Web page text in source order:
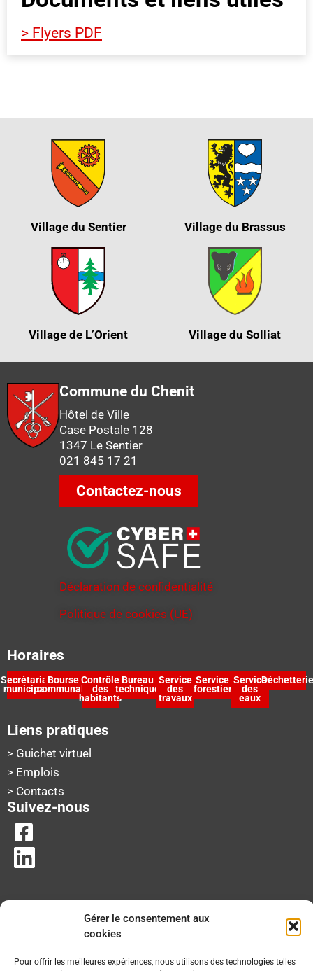
Gérer le consentement aux
cookies
Pour offrir les meilleures expériences, nous utilisons des technologies telles
> Flyers PDF
Village du Sentier Village du Brassus
Village de L’Orient Village du Solliat
Commune du Chenit
Hôtel de Ville
Case Postale 128
1347 Le Sentier
021 845 17 21
Contactez-nous
Déclaration de confidentialité
Politique de cookies (UE)
Horaires
Secrétariat
municipal
Bourse
communale
Contrôle
des
habitants
Bureau
technique
Service
des
travaux
Service
forestier
Service
des
eaux
Déchetterie
Liens pratiques
> Guichet virtuel
> Emplois
> Contacts
Suivez-nous